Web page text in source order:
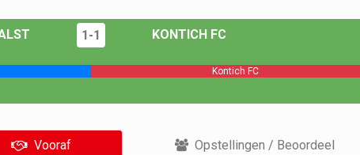
1-1 KONTICH FC
Kontich FC
Vooraf
Opstellingen / Beoordeel